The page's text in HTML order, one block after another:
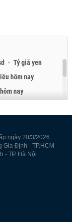
Tỷ giá yen
hôm nay
nay
ngày 20/3/2026
Định - TP.HCM
- TP. Hà Nội